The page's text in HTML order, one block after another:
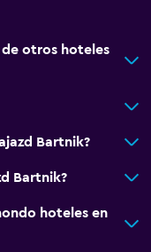
de otros hoteles
Bartnik?
Bartnik?
hoteles en